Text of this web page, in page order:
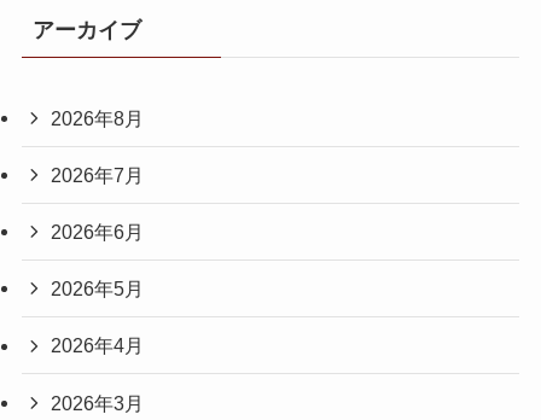
アーカイブ
2026年8月
2026年7月
2026年6月
2026年5月
2026年4月
2026年3月